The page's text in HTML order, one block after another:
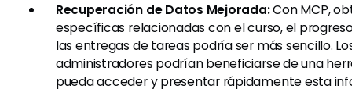
Recuperación de Datos Mejorada:Con MCP,
específicas relacionadas con el curso, el
las entregas de tareas podría ser más sencillo.
administradores podrían beneficiarse de una
pueda acceder y presentar rápidamente esta